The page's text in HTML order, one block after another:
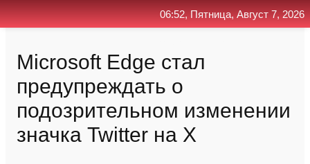
Microsoft Edge стал
предупреждать о
подозрительном изменении
значка Twitter на X
06:52, Пятница, Август 7, 2026